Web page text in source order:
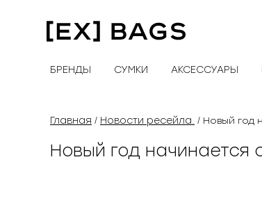
содержимому
БРЕНДЫ СУМКИ АКСЕССУАРЫ
Главная / Новости ресейла. / Новый год
Новый год начинается